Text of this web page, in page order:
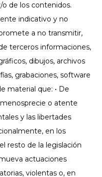
de los contenidos.
indicativo y no
a no transmitir,
terceros informaciones,
dibujos, archivos
grabaciones, software
material que: • De
o atente
y las libertades
en los
resto de la legislación
actuaciones
violentas o, en